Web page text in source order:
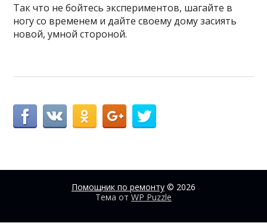
Так что не бойтесь экспериментов, шагайте в
ногу со временем и дайте своему дому засиять
новой, умной стороной.
Помощник по ремонту © 2026
Тема от WP Puzzle